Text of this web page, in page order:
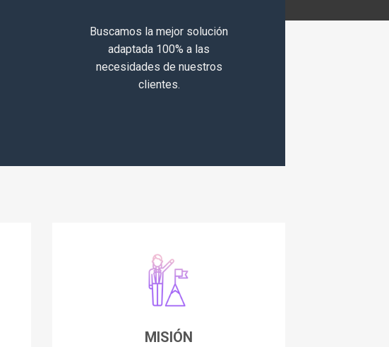
Buscamos la mejor solución
adaptada 100% a las
necesidades de nuestros
clientes.
MISIÓN